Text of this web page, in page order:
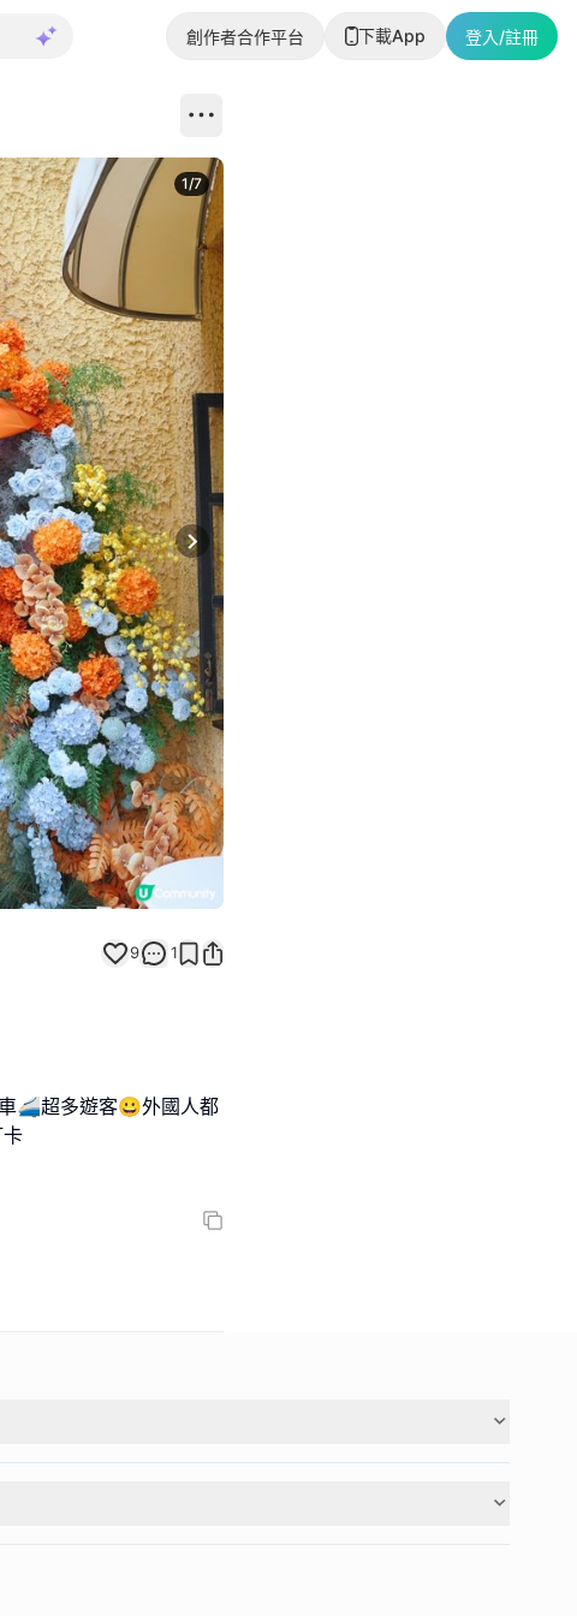
創作者合作平台 下載App 登入/註冊
Next slide
1/7
9 1
🚄超多遊客😀外國人都
卡